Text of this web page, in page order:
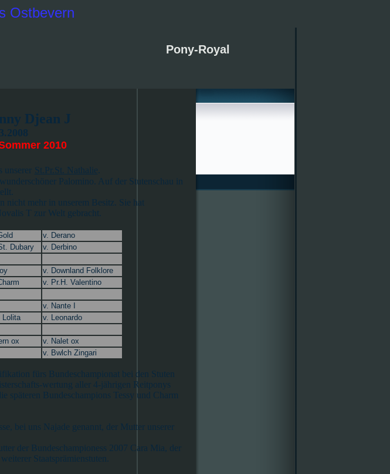
Ostbevern
Pony-Royal
Djean J
2010
unserer St.Pr.St. Nathalie
Palomino. Auf der Stutenschau in
nicht mehr in unserem Besitz. Sie hat
T zur Welt gebracht.
v. Derano
Dubary
v. Derbino
v. Downland Folklore
v. Pr.H. Valentino
v. Nante I
Lolita
v. Leonardo
ox
v. Nalet ox
v. Bwlch Zingari
fürs Bundeschampionat bei den Stuten
wertung aller 4-jährigen Reitponys
späteren Bundeschampions Tessy und Charm
bei uns Najade genannt, der Mutter unserer
der Bundeschampioness 2007 Cara Mia, der
Staatsprämienstuten.